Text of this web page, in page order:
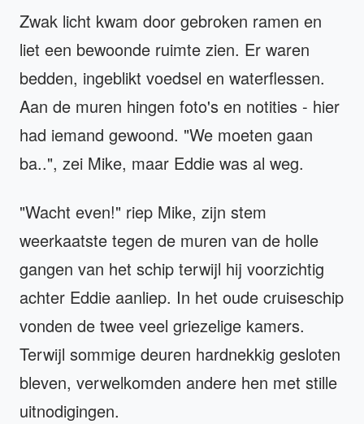
Zwak licht kwam door gebroken ramen en
liet een bewoonde ruimte zien. Er waren
bedden, ingeblikt voedsel en waterflessen.
Aan de muren hingen foto's en notities - hier
had iemand gewoond. "We moeten gaan
ba..", zei Mike, maar Eddie was al weg.
"Wacht even!" riep Mike, zijn stem
weerkaatste tegen de muren van de holle
gangen van het schip terwijl hij voorzichtig
achter Eddie aanliep. In het oude cruiseschip
vonden de twee veel griezelige kamers.
Terwijl sommige deuren hardnekkig gesloten
bleven, verwelkomden andere hen met stille
uitnodigingen.